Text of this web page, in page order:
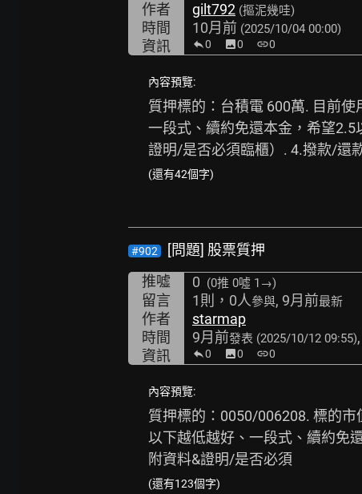
作者 gilt792 (摳泥幾哇)
時間 10月前 (2025/10/04 00:00)
資訊 0 image0 link0
內容預覽:
質押標的：台積電 600萬. 目前
一段式、續約免還本金，希望
證明/是否必須臨櫃）. 4.撥款/還
(還有42個字)
#902
[問題] 股票質押
推噓
0 (0推 0噓 1→)
留言 1則，0人參與, 9月前最新
作者
starmap
時間
9月前發表 (2025/10/12 09:55)
資訊 0 image0 link0
內容預覽:
質押標的：0050/006208. 標的
以下越低越好、一段式、續約免
附資料&證明/是否必須
(還有123個字)